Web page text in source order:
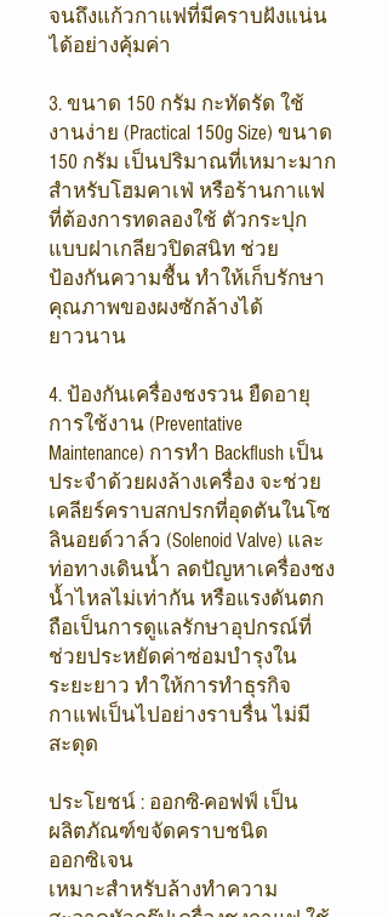
จนถึงแก้วกาแฟที่มีคราบฝังแน่น
ได้อย่างคุ้มค่า
3. ขนาด 150 กรัม กะทัดรัด ใช้
งานง่าย (Practical 150g Size) ขนาด
150 กรัม เป็นปริมาณที่เหมาะมาก
สำหรับโฮมคาเฟ่ หรือร้านกาแฟ
ที่ต้องการทดลองใช้ ตัวกระปุก
แบบฝาเกลียวปิดสนิท ช่วย
ป้องกันความชื้น ทำให้เก็บรักษา
คุณภาพของผงซักล้างได้
ยาวนาน
4. ป้องกันเครื่องชงรวน ยืดอายุ
การใช้งาน (Preventative
Maintenance) การทำ Backflush เป็น
ประจำด้วยผงล้างเครื่อง จะช่วย
เคลียร์คราบสกปรกที่อุดตันในโซ
ลินอยด์วาล์ว (Solenoid Valve) และ
ท่อทางเดินน้ำ ลดปัญหาเครื่องชง
น้ำไหลไม่เท่ากัน หรือแรงดันตก
ถือเป็นการดูแลรักษาอุปกรณ์ที่
ช่วยประหยัดค่าซ่อมบำรุงใน
ระยะยาว ทำให้การทำธุรกิจ
กาแฟเป็นไปอย่างราบรื่น ไม่มี
สะดุด
ประโยชน์ : ออกซิ-คอฟฟ์ เป็น
ผลิตภัณฑ์ขจัดคราบชนิด
ออกซิเจน
เหมาะสำหรับล้างทำความ